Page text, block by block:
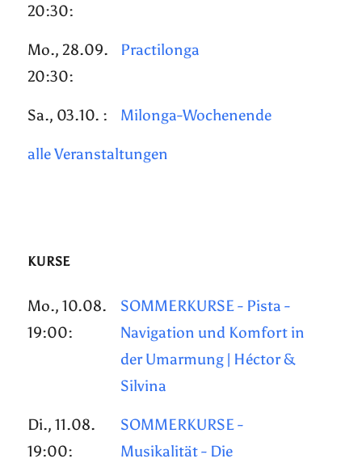
20:30:
Mo., 28.09.
20:30:
Practilonga
Sa., 03.10. : Milonga-Wochenende
alle Veranstaltungen
KURSE
Mo., 10.08.
19:00:
SOMMERKURSE - Pista -
Navigation und Komfort in
der Umarmung | Héctor &
Silvina
Di., 11.08.
19:00:
SOMMERKURSE -
Musikalität - Die